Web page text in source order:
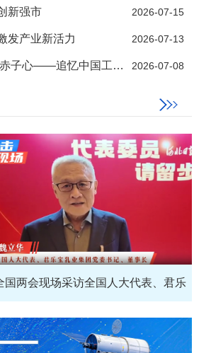
新强市 2026-07-15
发产业新活力 2026-07-13
百年铸钢魂 一生赤子心——追忆中国工程院院士、我 2026-07-08
国两会现场采访全国人大代表、君乐